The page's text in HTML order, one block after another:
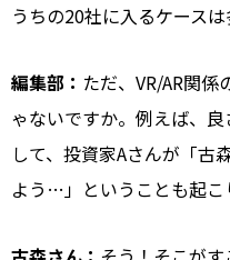
うちの20社に入るケースは
編集部： ただ、VR/AR関
ゃないですか。例えば、
して、投資家Aさんが「古
よう…」ということも起こ